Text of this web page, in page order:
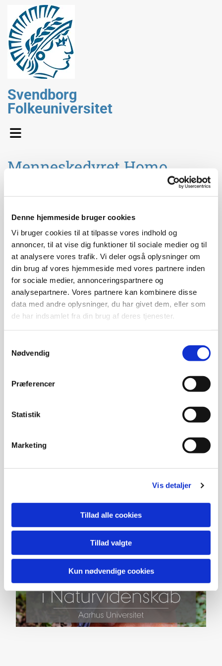
Denne hjemmeside bruger cookies
Vi bruger cookies til at tilpasse vores indhold og
annoncer, til at vise dig funktioner til sociale medier og til
at analysere vores trafik. Vi deler også oplysninger om
din brug af vores hjemmeside med vores partnere inden
for sociale medier, annonceringspartnere og
analysepartnere. Vores partnere kan kombinere disse
data med andre oplysninger, du har givet dem, eller som
de har indsamlet fra din brug af deres tjenester.
Nødvendig
Præferencer
Statistik
Marketing
Vis detaljer
Tillad alle cookies
Tillad valgte
Kun nødvendige cookies
Svendborg
Folkeuniversitet
Menneskedyret Homo
VedPeter Teglberg Madsen, professor i sansefysiologi
Tirsdag d. 16. april 18.45-21.00
Sted: SEF, Fåborgvej 44, 5700 Svendborg (Auditoriet).
Livestream fra Aarhus Universitet.
Deltagelse er gratis, man møder bare op.
med lån af organer fra vores tidlige forfædre. Vores
adfærd er i høj grad styret af menneskedyrets biologi
Læs mere om foredragsholderen og foredraget